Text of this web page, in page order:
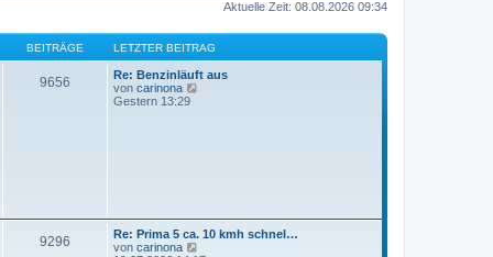
Aktuelle Zeit: 08.08.2026 09:34
BEITRÄGE LETZTER BEITRAG
9656
Re: Benzinläuft aus
von carinona
i
Gestern 13:29
9296
Re: Prima 5 ca. 10 kmh schnel…
von carinona